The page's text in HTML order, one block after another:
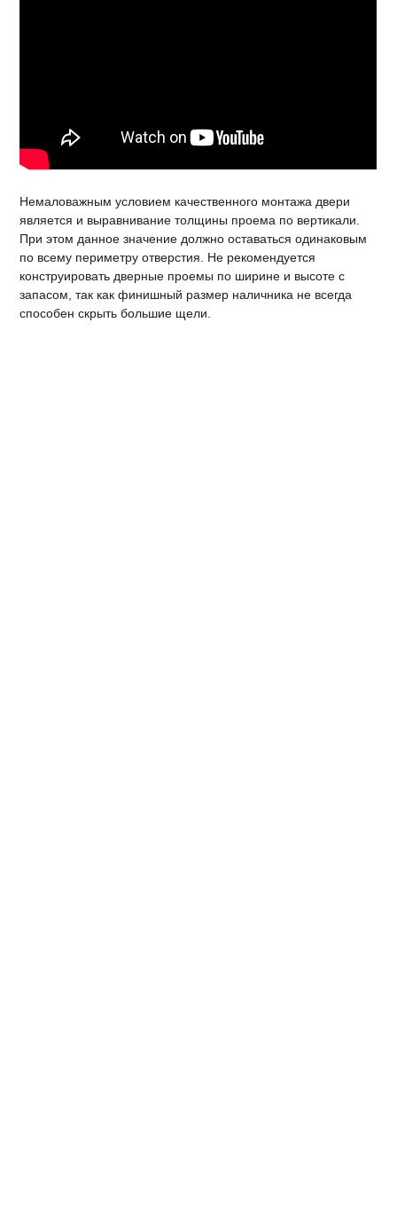
Немаловажным условием качественного монтажа двери
является и выравнивание толщины проема по вертикали.
При этом данное значение должно оставаться одинаковым
по всему периметру отверстия. Не рекомендуется
конструировать дверные проемы по ширине и высоте с
запасом, так как финишный размер наличника не всегда
способен скрыть большие щели.